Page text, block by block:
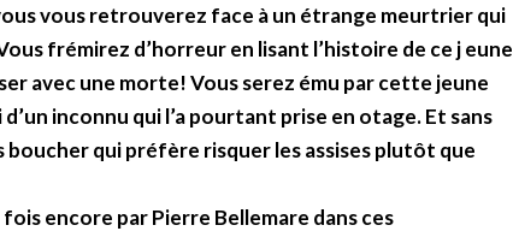
vous retrouverez face à un étrange meurtrier qui
frémirez d’horreur en lisant l’histoire de ce j eune
avec une morte! Vous serez ému par cette jeune
inconnu qui l’a pourtant prise en otage. Et sans
qui préfère risquer les assises plutôt que
encore par Pierre Bellemare dans ces